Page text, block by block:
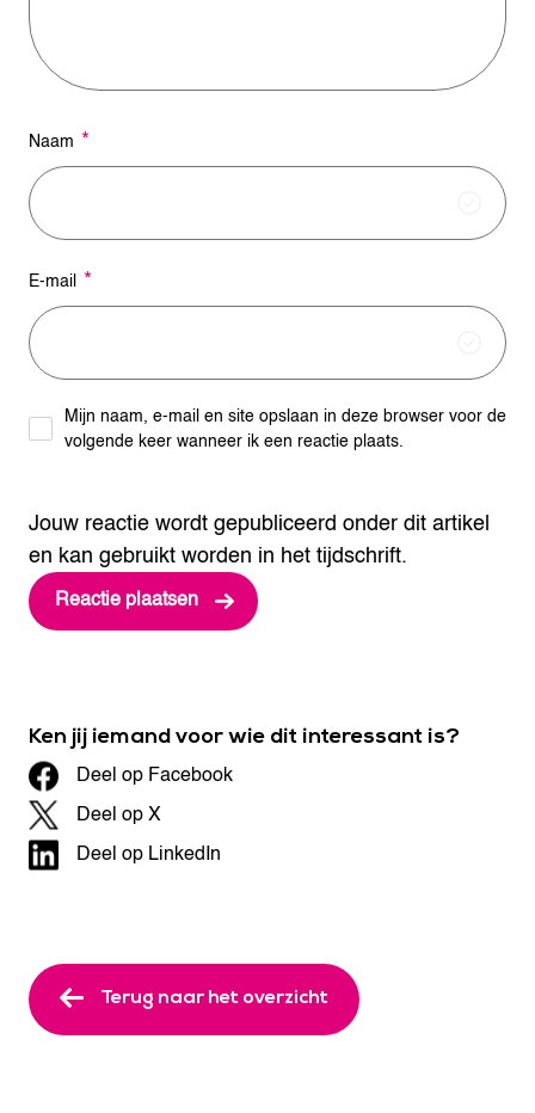
Jouw reactie wordt gepubliceerd onder dit artikel
en kan gebruikt worden in het tijdschrift.
Naam *
E-mail *
Mijn naam, e-mail en site opslaan in deze browser voor de
volgende keer wanneer ik een reactie plaats.
e
:
Ken jij iemand voor wie dit interessant is?
Deel op Facebook
Deel op X
Deel op LinkedIn
Terug naar het overzicht